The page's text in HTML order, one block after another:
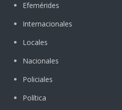
Efemérides
Internacionales
Locales
Nacionales
Policiales
Política